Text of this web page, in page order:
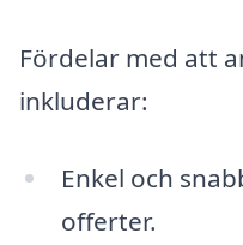
Fördelar med att
inkluderar:
Enkel och
offerter.